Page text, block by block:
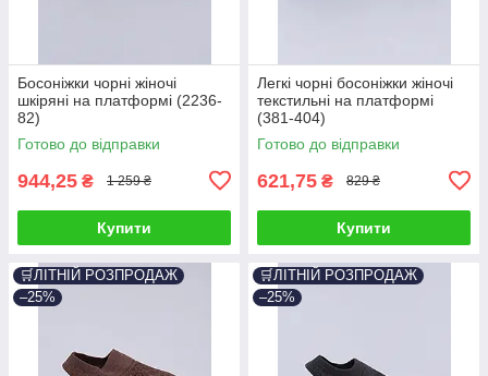
Босоніжки чорні жіночі
шкіряні на платформі (2236-
82)
Готово до відправки
944,25 ₴ 1 259 ₴
Купити
Легкі чорні босоніжки жіночі
текстильні на платформі
(381-404)
Готово до відправки
621,75 ₴ 829 ₴
Купити
🛒ЛІТНІЙ РОЗПРОДАЖ
–25%
🛒ЛІТНІЙ РОЗПРОДАЖ
–25%